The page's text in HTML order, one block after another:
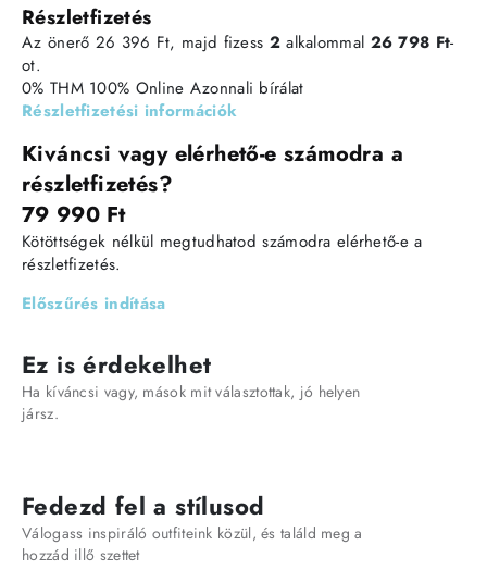
Részletfizetés
Az önerő 26 396 Ft, majd fizess 2alkalommal 26 798 Ft-
ot.
0% THM 100% Online Azonnali bírálat
Részletfizetési információk
Kiváncsi vagy elérhető-e számodra a
részletfizetés?
79 990 Ft
Kötöttségek nélkül megtudhatod számodra elérhető-e a
részletfizetés.
Előszűrés indítása
Ez is érdekelhet
Ha kíváncsi vagy, mások mit választottak, jó helyen
jársz.
Fedezd fel a stílusod
Válogass inspiráló outfiteink közül, és találd meg a
hozzád illő szettet